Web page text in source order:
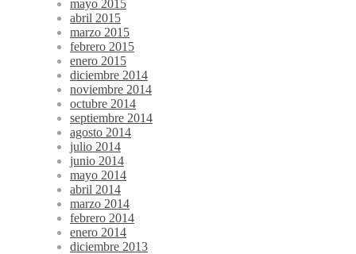
mayo 2015
abril 2015
marzo 2015
febrero 2015
enero 2015
diciembre 2014
noviembre 2014
octubre 2014
septiembre 2014
agosto 2014
julio 2014
junio 2014
mayo 2014
abril 2014
marzo 2014
febrero 2014
enero 2014
diciembre 2013